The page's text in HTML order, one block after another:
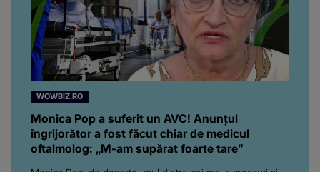
WOWBIZ.RO
Monica Pop a suferit un AVC! Anunțul
îngrijorător a fost făcut chiar de medicul
oftalmolog: „M-am supărat foarte tare”